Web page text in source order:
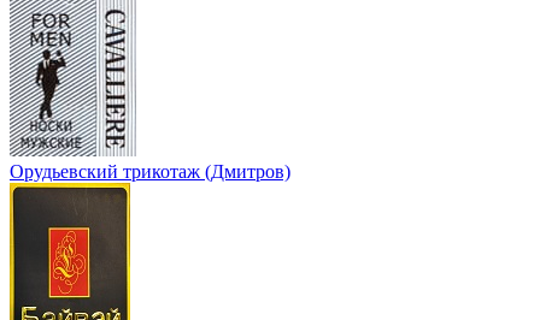
Орудьевский трикотаж (Дмитров)